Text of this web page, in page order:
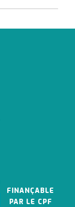
FINANÇABLE
PAR LE CPF